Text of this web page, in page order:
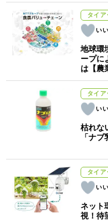
タイア
地球環
ープに
は【農
タイア
枯れな
「ナ
タイア
ネット
視！待